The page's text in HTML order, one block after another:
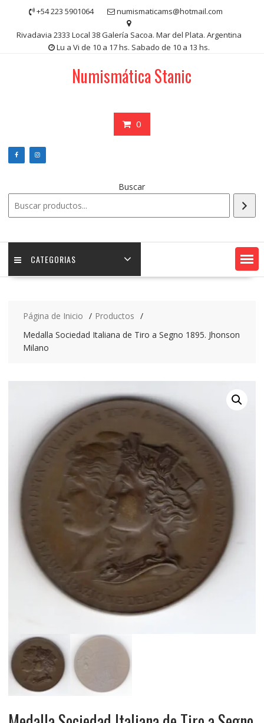
contenido
+54 223 5901064 numismaticams@hotmail.com
Rivadavia 2333 Local 38 Galería Sacoa. Mar del Plata. Argentina
Lu a Vi de 10 a 17 hs. Sabado de 10 a 13 hs.
Numismática Stanic
0
Buscar
CATEGORIAS
Página de Inicio
Productos
Medalla Sociedad Italiana de Tiro a Segno 1895. Jhonson
Milano